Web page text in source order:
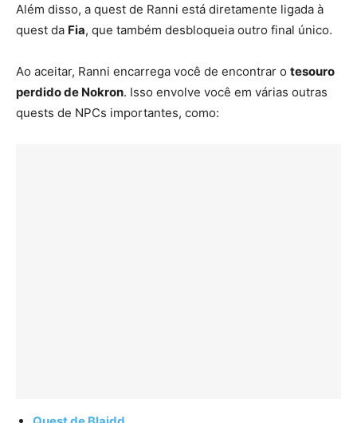
Além disso, a quest de Ranni está diretamente ligada à
quest da Fia, que também desbloqueia outro final único.
Ao aceitar, Ranni encarrega você de encontrar o tesouro
perdido de Nokron. Isso envolve você em várias outras
quests de NPCs importantes, como: